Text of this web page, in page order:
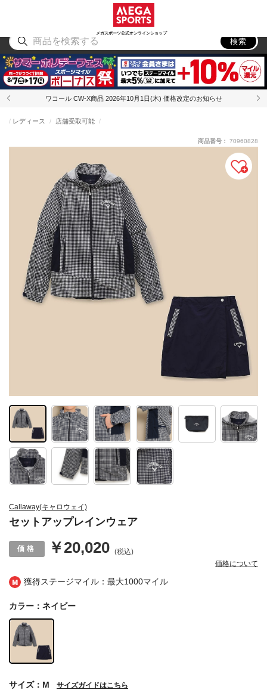
メガスポーツ公式オンラインショップ
アウトドア
検索
ワコール CW-X商品 2026年10月1日(木) 価格改定のお知らせ
獲得ステージマイル：最大1000マイル
Callaway(キャロウェイ)
セットアップレインウェア
レディース 店舗受取可能
￥20,020 (税込)
価格について
商品番号： 70960828
カラー：ネイビー
サイズ：M サイズガイドはこちら